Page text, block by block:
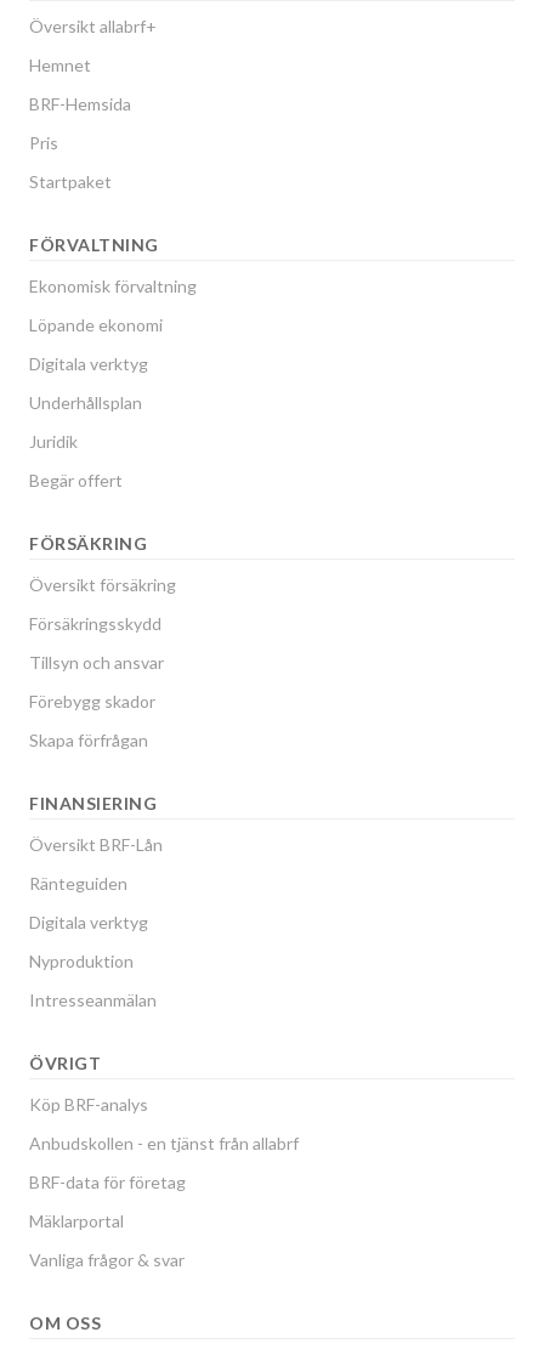
Översikt allabrf+
Hemnet
BRF-Hemsida
Pris
Startpaket
FÖRVALTNING
Ekonomisk förvaltning
Löpande ekonomi
Digitala verktyg
Underhållsplan
Juridik
Begär offert
FÖRSÄKRING
Översikt försäkring
Försäkringsskydd
Tillsyn och ansvar
Förebygg skador
Skapa förfrågan
FINANSIERING
Översikt BRF-Lån
Ränteguiden
Digitala verktyg
Nyproduktion
Intresseanmälan
ÖVRIGT
Köp BRF-analys
Anbudskollen - en tjänst från allabrf
BRF-data för företag
Mäklarportal
Vanliga frågor & svar
OM OSS